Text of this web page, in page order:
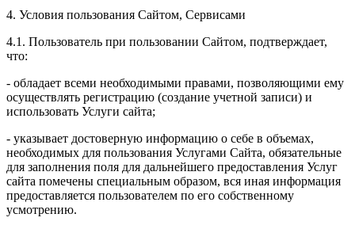
4. Условия пользования Сайтом, Сервисами
4.1. Пользователь при пользовании Сайтом, подтверждает,
что:
- обладает всеми необходимыми правами, позволяющими ему
осуществлять регистрацию (создание учетной записи) и
использовать Услуги сайта;
- указывает достоверную информацию о себе в объемах,
необходимых для пользования Услугами Сайта, обязательные
для заполнения поля для дальнейшего предоставления Услуг
сайта помечены специальным образом, вся иная информация
предоставляется пользователем по его собственному
усмотрению.